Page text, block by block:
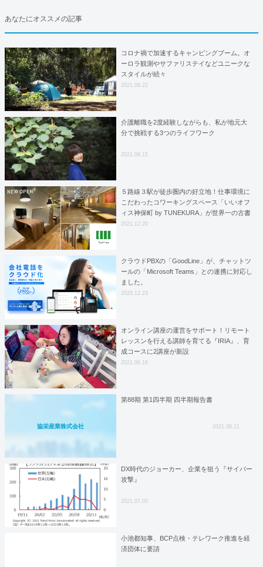
あなたにオススメの記事
コロナ禍で加速するキャンピングブーム。オ
ーロラ観測やサファリステイなどユニークな
スタイルが続々
2021.08.22
介護離職を2度経験しながらも、私が地元大
分で挑戦する3つのライフワーク
2021.08.15
５路線３駅が徒歩圏内の好立地！仕事環境に
こだわったコワーキングスペース「いいオフ
ィス神保町 by TUNEKURA」が世界一の古書
店街・神保町にオープン
2021.12.20
クラウドPBXの「GoodLine」が、チャットツ
ールの「Microsoft Teams」との連携に対応し
ました。
2020.12.23
オンライン講座の運営をサポート！リモート
レッスンを行える講師を育てる『IRIA』、育
成コースに2講座が新設
2021.06.16
協栄産業株式会社
第88期 第1四半期 四半期報告書
2021.08.11
DX時代のジョーカー、企業を狙う『サイバー
攻撃』
2021.07.05
小池都知事、BCP点検・テレワーク推進を経
済団体に要請